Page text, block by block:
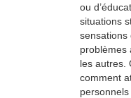
ou
situations
sensations
problèmes
les autres.
comment
personnels